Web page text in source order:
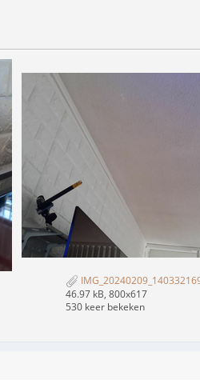
46.97 kB, 800x617
530 keer bekeken